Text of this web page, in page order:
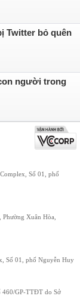
Twitter bỏ quên
người trong
Số 01, phố
Xuân Hòa,
Số 01, phố Nguyễn Huy
460/GP-TTĐT do Sở